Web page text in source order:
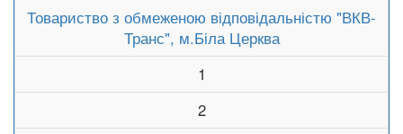
Товариство з обмеженою відповідальністю "ВКВ-
Транс", м.Біла Церква
1
2